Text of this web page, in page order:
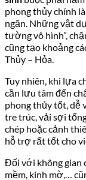
phong thủy chính
ngăn. Những vật
tường vô hình”,
cũng tạo khoảng
Thủy – Hỏa.
Tuy nhiên, khi lựa
cần lưu tâm đến
phong thủy tốt, dễ
tre trúc, vải sợi
chép hoặc cảnh
hỗ trợ rất tốt cho
Đối với không gian
mềm, kính mờ,…